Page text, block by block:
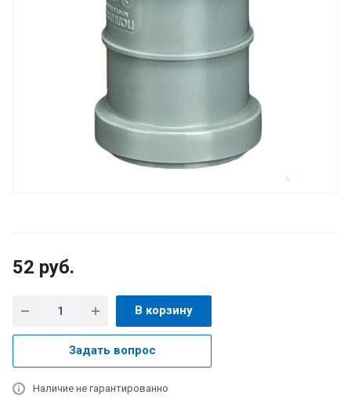
52 руб.
В корзину
Задать вопрос
Наличие не гарантированно